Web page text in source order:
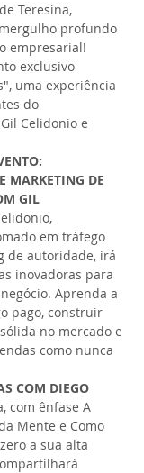
Teresina,
profundo
empresarial!
exclusivo
uma experiência
do
Celidonio e
MARKETING DE
GIL
em tráfego
de autoridade, irá
inovadoras para
Aprenda a
pago, construir
no mercado e
como nunca
COM DIEGO
com ênfase A
Mente e Como
a sua alta